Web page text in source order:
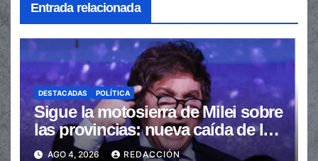
Entrada relacionada
DESTACADAS POLÍTICA
Sigue la motosierra de Milei sobre
las provincias: nueva caída de las
transferencias no automáticas
AGO 4, 2026 REDACCIÓN